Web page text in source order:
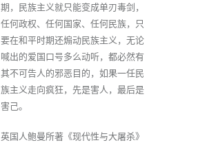
期，民族主义就只能变成单刃毒剑，
任何政权、任何国家、任何民族，只
要在和平时期还煽动民族主义，无论
喊出的爱国口号多么动听，都必然有
其不可告人的邪恶目的，如果一任民
族主义走向疯狂，先是害人，最后是
害己。
英国人鲍曼所著《现代性与大屠杀》